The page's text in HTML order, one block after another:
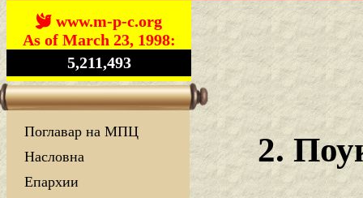
www.m-p-c.org
As of March 23, 1998:
5,211,493
Поглавар на МПЦ
Насловна
Епархии
2.